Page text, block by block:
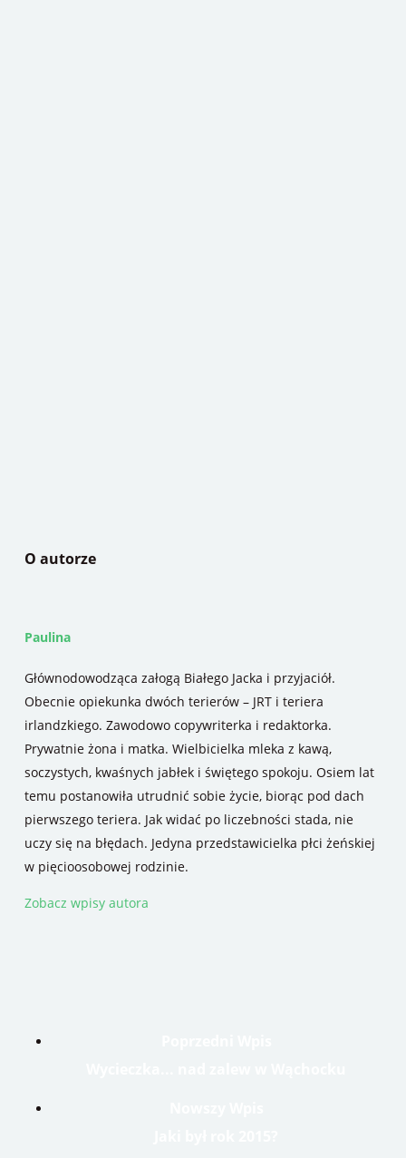
O autorze
Paulina
Głównodowodząca załogą Białego Jacka i przyjaciół.
Obecnie opiekunka dwóch terierów – JRT i teriera
irlandzkiego. Zawodowo copywriterka i redaktorka.
Prywatnie żona i matka. Wielbicielka mleka z kawą,
soczystych, kwaśnych jabłek i świętego spokoju. Osiem lat
temu postanowiła utrudnić sobie życie, biorąc pod dach
pierwszego teriera. Jak widać po liczebności stada, nie
uczy się na błędach. Jedyna przedstawicielka płci żeńskiej
w pięcioosobowej rodzinie.
Zobacz wpisy autora